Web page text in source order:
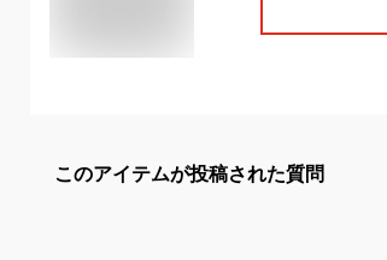
このアイテムが投稿された質問